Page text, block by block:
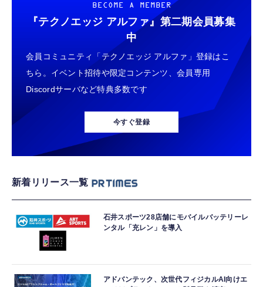
BECOME A MEMBER
『テクノエッジ アルファ』 第二期会員募集
中
会員コミュニティ「テクノエッジ アルファ」登録はこ
ちら。イベント招待や限定コンテンツ、会員専用
Discordサーバなど特典多数です
今すぐ登録
新着リリース一覧
石井スポーツ28店舗にモバイルバッテリーレ
ンタル「充レン」を導入
アドバンテック、次世代フィジカルAI向けエ